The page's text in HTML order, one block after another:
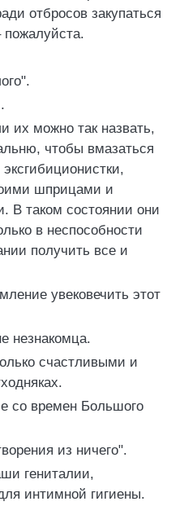
отбросов закупаться
их можно так назвать,
чтобы вмазаться
шприцами и
В таком состоянии они
в неспособности
получить все и
увековечить этот
незнакомца.
счастливыми и
со времен Большого
из ничего".
гениталии,
интимной гигиены.